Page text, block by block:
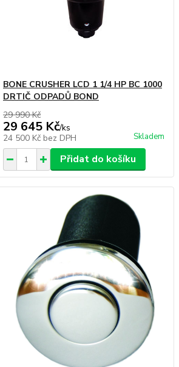
BONE CRUSHER LCD 1 1/4 HP BC 1000
DRTIČ ODPADŮ BOND
29 990 Kč
29 645 Kč/ks
24 500 Kč bez DPH Skladem
Přidat do košíku